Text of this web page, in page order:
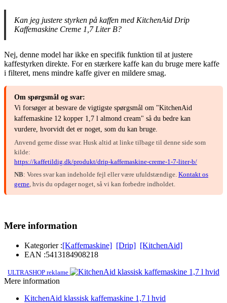
Kan jeg justere styrken på kaffen med KitchenAid Drip
Kaffemaskine Creme 1,7 Liter B?
Nej, denne model har ikke en specifik funktion til at justere
kaffestyrken direkte. For en stærkere kaffe kan du bruge mere kaffe
i filteret, mens mindre kaffe giver en mildere smag.
Om spørgsmål og svar:
Vi forsøger at besvare de vigtigste spørgsmål om "KitchenAid
kaffemaskine 12 kopper 1,7 l almond cream" så du bedre kan
vurdere, hvorvidt det er noget, som du kan bruge.
Anvend gerne disse svar. Husk altid at linke tilbage til denne side som
kilde:
https://kaffetildig.dk/produkt/drip-kaffemaskine-creme-1-7-liter-b/
NB: Vores svar kan indeholde fejl eller være ufuldstændige. Kontakt os
gerne, hvis du opdager noget, så vi kan forbedre indholdet.
Mere information
Kategorier :[Kaffemaskine] [Drip] [KitchenAid]
EAN :5413184908218
ULTRASHOP reklame
Mere information
KitchenAid klassisk kaffemaskine 1,7 l hvid